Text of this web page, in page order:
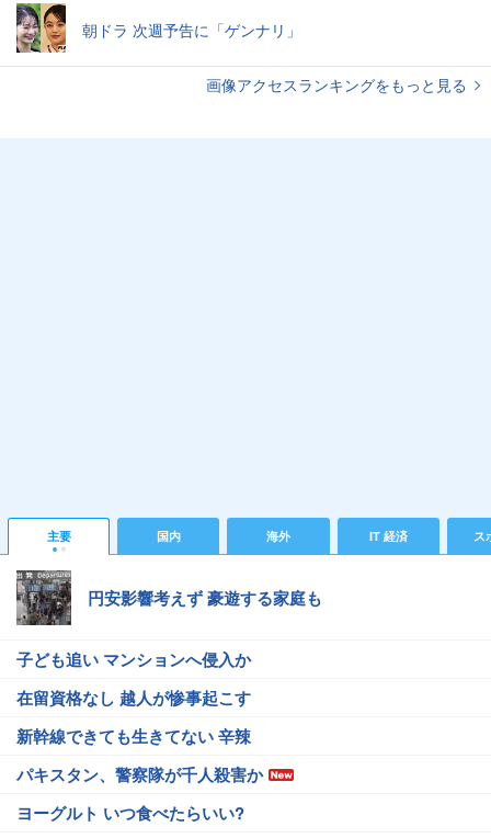
朝ドラ 次週予告に「ゲンナリ」
画像アクセスランキングをもっと見る
主要 国内 海外 IT 経済 ス
円安影響考えず 豪遊する家庭も
子ども追い マンションへ侵入か
在留資格なし 越人が惨事起こす
新幹線できても生きてない 辛辣
パキスタン、警察隊が千人殺害か
ヨーグルト いつ食べたらいい?